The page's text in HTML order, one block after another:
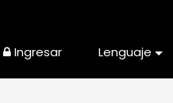
Ingresar Lenguaje